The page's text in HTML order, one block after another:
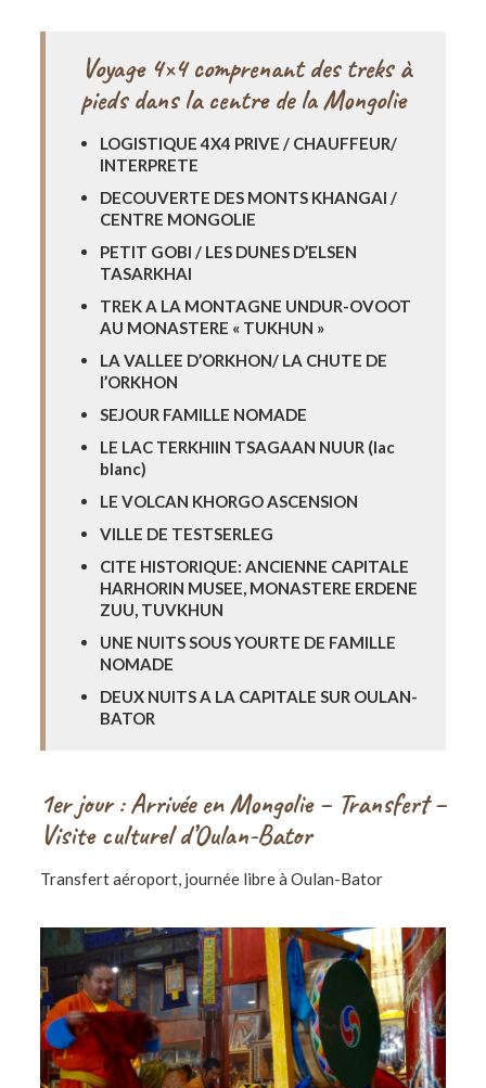
Voyage 4×4comprenant des treks à
pieds dans la centre de la Mongolie
LOGISTIQUE 4X4 PRIVE / CHAUFFEUR/
INTERPRETE
DECOUVERTE DES MONTS KHANGAI /
CENTRE MONGOLIE
PETIT GOBI / LES DUNES D’ELSEN
TASARKHAI
TREK A LA MONTAGNE UNDUR-OVOOT
AU MONASTERE « TUKHUN »
LA VALLEE D’ORKHON/ LA CHUTE DE
l’ORKHON
SEJOUR FAMILLE NOMADE
LE LAC TERKHIIN TSAGAAN NUUR (lac
blanc)
LE VOLCAN KHORGO ASCENSION
VILLE DE TESTSERLEG
CITE HISTORIQUE: ANCIENNE CAPITALE
HARHORIN MUSEE, MONASTERE ERDENE
ZUU, TUVKHUN
UNE NUITS SOUS YOURTE DE FAMILLE
NOMADE
DEUX NUITS A LA CAPITALE SUR OULAN-
BATOR
1er jour : Arrivée en Mongolie – Transfert –
Visite culturel d’Oulan-Bator
Transfert aéroport, journée libre à Oulan-Bator